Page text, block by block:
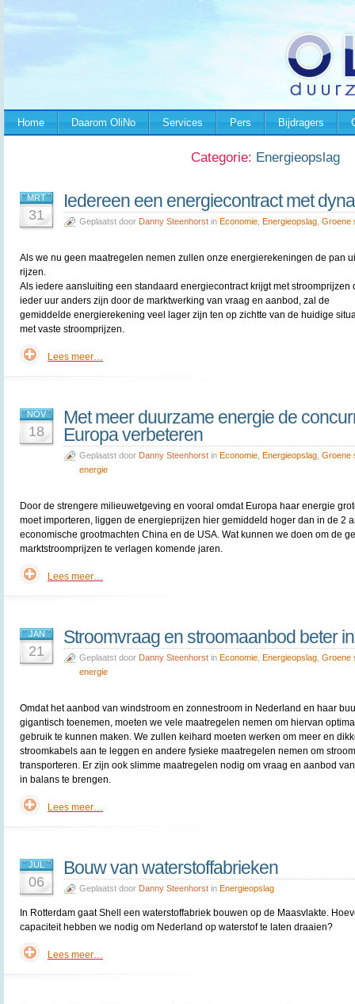
Home Daarom OliNo Services Pers Bijdragers
Categorie: Energieopslag
MRT
31
Iedereen een energiecontract met
Geplaatst door Danny Steenhorst in Economie Energieopslag Groene
Als we nu geen maatregelen nemen zullen onze energierekeningen de pan
rijzen.
Als iedere aansluiting een standaard energiecontract krijgt met stroomprijzen
ieder uur anders zijn door de marktwerking van vraag en aanbod, zal de
gemiddelde energierekening veel lager zijn ten op zichtte van de huidige
met vaste stroomprijzen.
Lees meer…
NOV
18
Met meer duurzame energie de
Europa verbeteren
Geplaatst door Danny Steenhorst in Economie Energieopslag Groene
energie
Door de strengere milieuwetgeving en vooral omdat Europa haar energie
moet importeren, liggen de energieprijzen hier gemiddeld hoger dan in de 2
economische grootmachten China en de USA. Wat kunnen we doen om de
marktstroomprijzen te verlagen komende jaren.
Lees meer…
JAN
21
Stroomvraag en stroomaanbod beter
Geplaatst door Danny Steenhorst in Economie Energieopslag Groene
energie
Omdat het aanbod van windstroom en zonnestroom in Nederland en haar
gigantisch toenemen, moeten we vele maatregelen nemen om hiervan
gebruik te kunnen maken. We zullen keihard moeten werken om meer en
stroomkabels aan te leggen en andere fysieke maatregelen nemen om
transporteren. Er zijn ook slimme maatregelen nodig om vraag en aanbod
in balans te brengen.
Lees meer…
JUL
06
Bouw van waterstoffabrieken
Geplaatst door Danny Steenhorst in Energieopslag
In Rotterdam gaat Shell een waterstoffabriek bouwen op de Maasvlakte.
capaciteit hebben we nodig om Nederland op waterstof te laten draaien?
Lees meer…